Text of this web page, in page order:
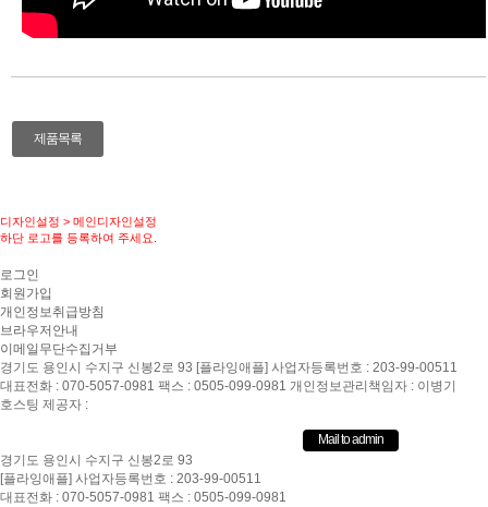
제품목록
디자인설정 > 메인디자인설정
하단 로고를 등록하여 주세요.
로그인
회원가입
개인정보취급방침
브라우저안내
이메일무단수집거부
경기도 용인시 수지구 신봉2로 93 [플라잉애플] 사업자등록번호 : 203-99-00511
대표전화 : 070-5057-0981 팩스 : 0505-099-0981 개인정보관리책임자 : 이병기
호스팅 제공자 :
Mail to admin
경기도 용인시 수지구 신봉2로 93
[플라잉애플] 사업자등록번호 : 203-99-00511
대표전화 : 070-5057-0981 팩스 : 0505-099-0981